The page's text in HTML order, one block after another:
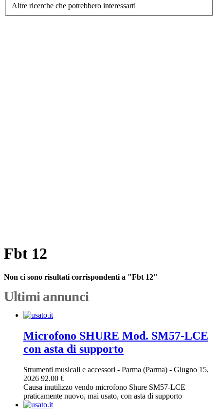
Altre ricerche che potrebbero interessarti
Fbt 12
Non ci sono risultati corrispondenti a "Fbt 12"
Ultimi annunci
Microfono SHURE Mod. SM57-LCE
con asta di supporto
Strumenti musicali e accessori - Parma (Parma) - Giugno 15,
2026 92.00 €
Causa inutilizzo vendo microfono Shure SM57-LCE
praticamente nuovo, mai usato, con asta di supporto